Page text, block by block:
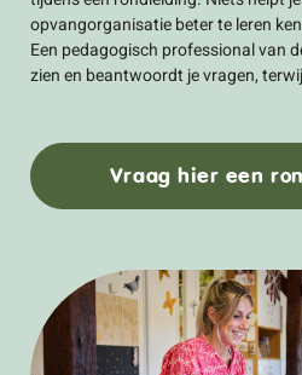
opvangorganisatie beter te leren
Een pedagogisch professional van
zien en beantwoordt je vragen,
Vraag hier een